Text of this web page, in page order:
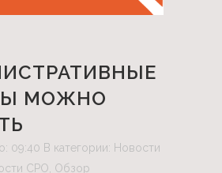
МОЖНО
09:40 В категории: Новости
СРО Обзор